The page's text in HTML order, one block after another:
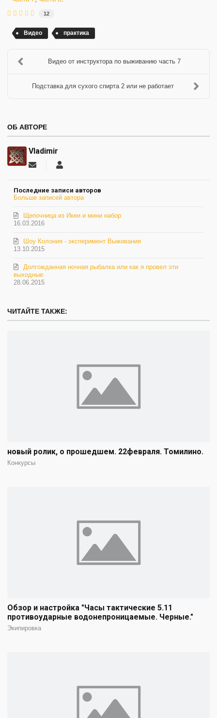
12
Видео практика
Видео от инструктора по выживанию часть 7
Подставка для сухого спирта 2 или не работает
ОБ АВТОРЕ
Vladimir
Подписаться
автора
Последние записи авторов
Больше записей автора
16.03.2016
Щепочница из Икеи и мини набор
13.10.2015
Шоу Колония - эксперимент Выживания
28.06.2015
Долгожданная ночная рыбалка или как я провел эти
выходные
ЧИТАЙТЕ ТАКЖЕ:
новый ролик, о прошедшем. 22февраля. Томилино.
Конкурсы
Обзор и настройка "Часы тактические 5.11
противоударные водонепроницаемые. Черные."
Экипировка